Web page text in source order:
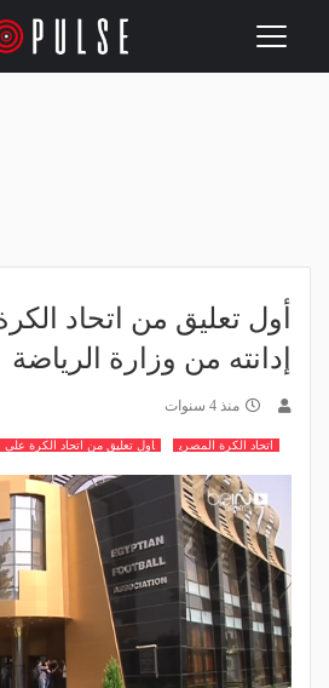
Toggle
أول تعليق من اتحاد
إدانته من وزارة الرياضة
منذ 4 سنوات
اتحاد الكرة المصري اول تعليق من اتحاد الكرة على